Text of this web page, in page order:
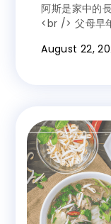
阿斯是家中的
<br /> 父母早
幫助外公、外
August 22,